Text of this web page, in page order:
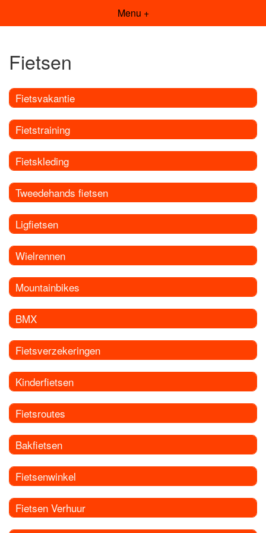
Menu +
Fietsen
Fietsvakantie
Fietstraining
Fietskleding
Tweedehands fietsen
Ligfietsen
Wielrennen
Mountainbikes
BMX
Fietsverzekeringen
Kinderfietsen
Fietsroutes
Bakfietsen
Fietsenwinkel
Fietsen Verhuur